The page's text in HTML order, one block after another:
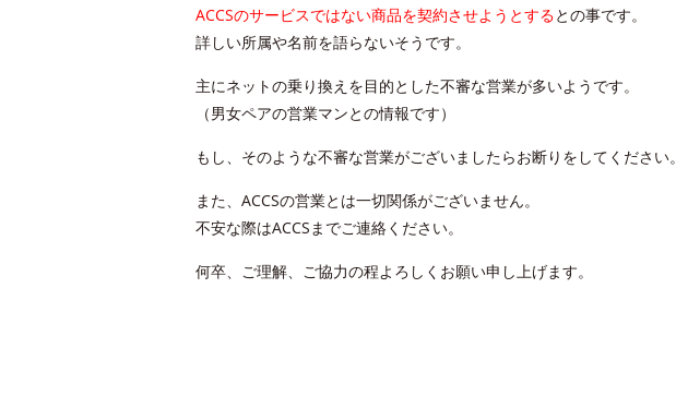
ACCSのサービスではない商品を契約させようとするとの事です。
詳しい所属や名前を語らないそうです。
主にネットの乗り換えを目的とした不審な営業が多いようです。
（男女ペアの営業マンとの情報です）
もし、そのような不審な営業がございましたらお断りをしてください。
また、ACCSの営業とは一切関係がございません。
不安な際はACCSまでご連絡ください。
何卒、ご理解、ご協力の程よろしくお願い申し上げます。